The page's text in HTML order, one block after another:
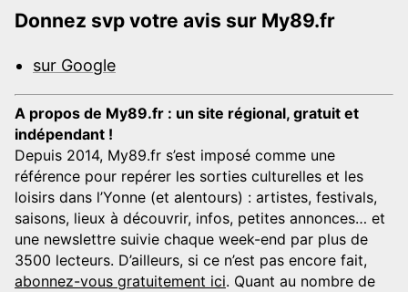
Donnez svp votre avis sur My89.fr
sur Google
A propos de My89.fr : un site régional, gratuit et
indépendant !
Depuis 2014, My89.fr s’est imposé comme une
référence pour repérer les sorties culturelles et les
loisirs dans l’Yonne (et alentours) : artistes, festivals,
saisons, lieux à découvrir, infos, petites annonces… et
une newslettre suivie chaque week-end par plus de
3500 lecteurs. D’ailleurs, si ce n’est pas encore fait,
abonnez-vous gratuitement ici. Quant au nombre de